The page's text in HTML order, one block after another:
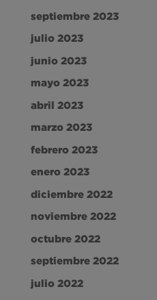
septiembre 2023
julio 2023
junio 2023
mayo 2023
abril 2023
marzo 2023
febrero 2023
enero 2023
diciembre 2022
noviembre 2022
octubre 2022
septiembre 2022
julio 2022